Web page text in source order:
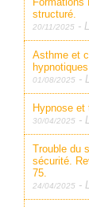
structuré.
20/11/2025 -
Asthme et
01/08/2025 -
Hypnose et
30/04/2025 -
Trouble du
sécurité.
75.
24/04/2025 -